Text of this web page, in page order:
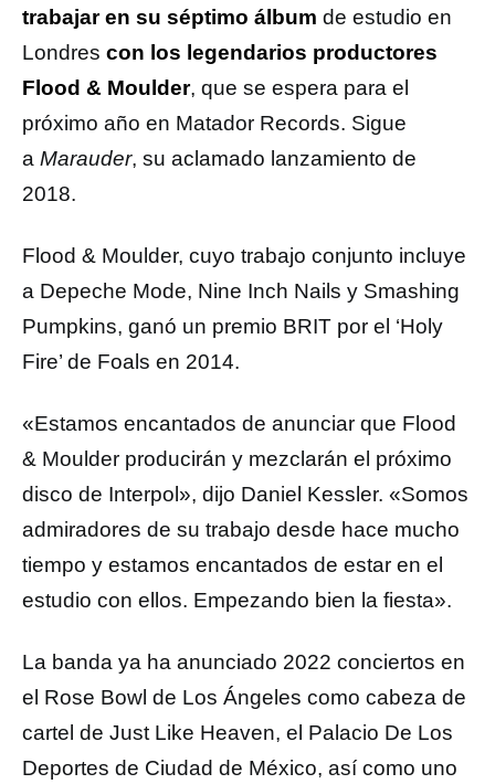
trabajar en su séptimo álbum de estudio en
Londres con los legendarios productores
Flood & Moulder, que se espera para el
próximo año en Matador Records. Sigue
a Marauder, su aclamado lanzamiento de
2018.
Flood & Moulder, cuyo trabajo conjunto incluye
a Depeche Mode, Nine Inch Nails y Smashing
Pumpkins, ganó un premio BRIT por el ‘Holy
Fire’ de Foals en 2014.
«Estamos encantados de anunciar que Flood
& Moulder producirán y mezclarán el próximo
disco de Interpol», dijo Daniel Kessler. «Somos
admiradores de su trabajo desde hace mucho
tiempo y estamos encantados de estar en el
estudio con ellos. Empezando bien la fiesta».
La banda ya ha anunciado 2022 conciertos en
el Rose Bowl de Los Ángeles como cabeza de
cartel de Just Like Heaven, el Palacio De Los
Deportes de Ciudad de México, así como uno